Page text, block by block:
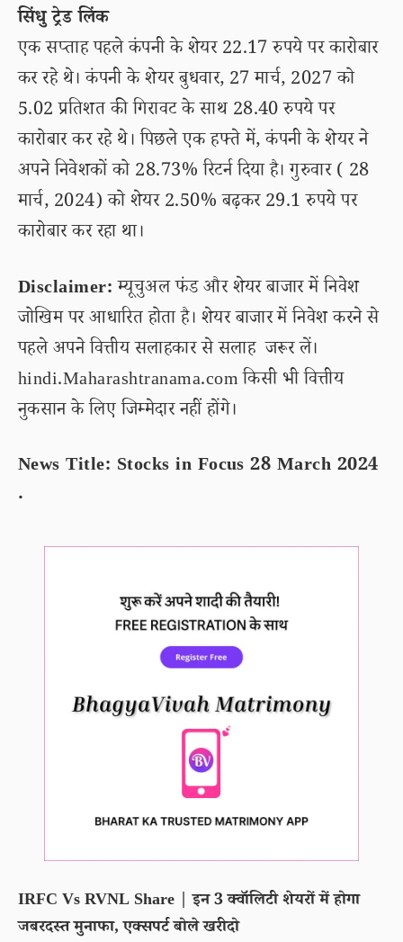
सिंधु ट्रेड लिंक
एक सप्ताह पहले कंपनी के शेयर 22.17 रुपये पर कारोबार
कर रहे थे। कंपनी के शेयर बुधवार, 27 मार्च, 2027 को
5.02 प्रतिशत की गिरावट के साथ 28.40 रुपये पर
कारोबार कर रहे थे। पिछले एक हफ्ते में, कंपनी के शेयर ने
अपने निवेशकों को 28.73% रिटर्न दिया है। गुरुवार ( 28
मार्च, 2024) को शेयर 2.50% बढ़कर 29.1 रुपये पर
कारोबार कर रहा था।
Disclaimer:म्यूचुअल फंड और शेयर बाजार में निवेश
जोखिम पर आधारित होता है। शेयर बाजार में निवेश करने से
पहले अपने वित्तीय सलाहकार से सलाह जरूर लें।
hindi.Maharashtranama.com किसी भी वित्तीय
नुकसान के लिए जिम्मेदार नहीं होंगे।
News Title: Stocks in Focus 28 March 2024
.
IRFC Vs RVNL Share | इन 3 क्‍वॉलिटी शेयरों में होगा
जबरदस्त मुनाफा, एक्सपर्ट बोले खरीदो